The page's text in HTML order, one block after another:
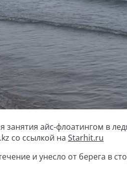
айс-флоатингом в
со ссылкой на Starhit.ru
и унесло от берега в